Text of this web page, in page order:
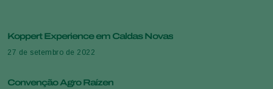
Koppert Experience em Caldas Novas
27 de setembro de 2022
Convenção Agro Raízen